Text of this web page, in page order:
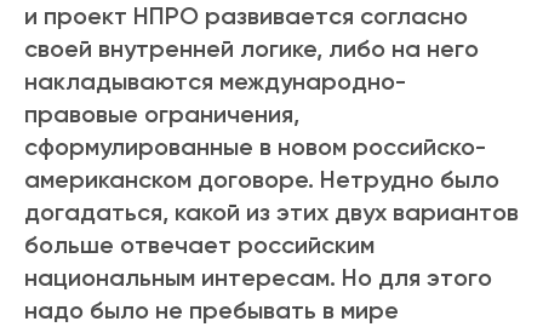
и проект НПРО развивается согласно
своей внутренней логике, либо на него
накладываются международно-
правовые ограничения,
сформулированные в новом российско-
американском договоре. Нетрудно было
догадаться, какой из этих двух вариантов
больше отвечает российским
национальным интересам. Но для этого
надо было не пребывать в мире